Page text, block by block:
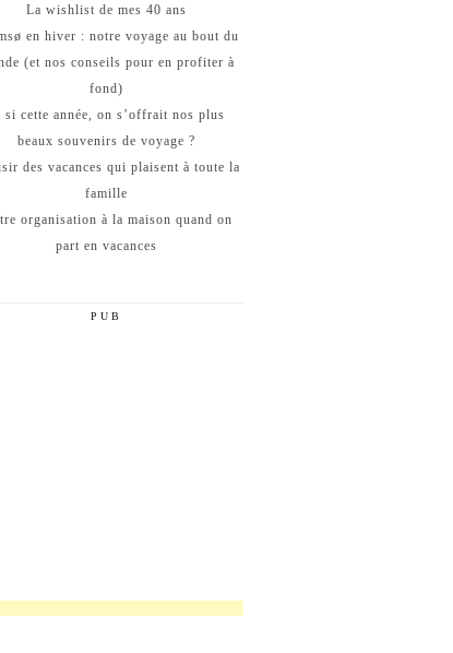
La wishlist de mes 40 ans
en hiver : notre voyage au bout du
(et nos conseils pour en profiter à
fond)
si cette année, on s’offrait nos plus
beaux souvenirs de voyage ?
des vacances qui plaisent à toute la
famille
organisation à la maison quand on
part en vacances
PUB